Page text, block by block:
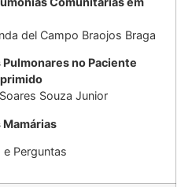
del Campo Braojos Braga
no Paciente
Souza Junior
e Perguntas